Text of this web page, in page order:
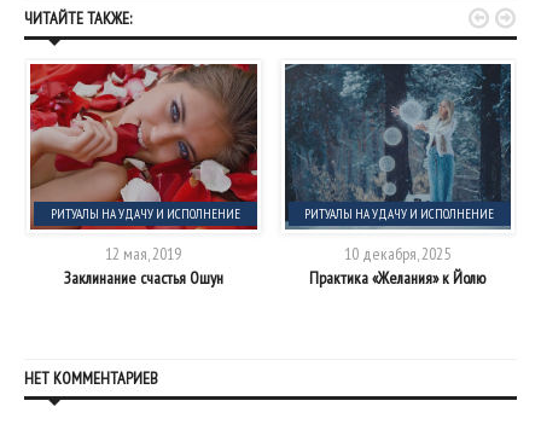
ЧИТАЙТЕ ТАКЖЕ:
РИТУАЛЫ НА УДАЧУ И ИСПОЛНЕНИЕ
12 мая, 2019
Заклинание счастья Ошун
РИТУАЛЫ НА УДАЧУ И ИСПОЛНЕНИЕ
10 декабря, 2025
Практика «Желания» к Йолю
 
НЕТ КОММЕНТАРИЕВ